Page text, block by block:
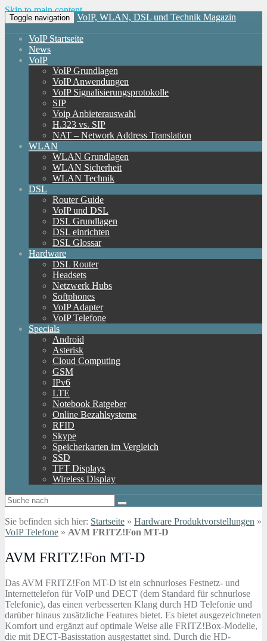
Skip to main content
Toggle navigation VoIP, WLAN, DSL und Technik Magazin
VoIP Startseite
News
VoIP
VoIP Grundlagen
VoIP Anwendungen
VoIP Signalisierungsprotokolle
SIP
Voip Anbieterauswahl
H.323 vs. SIP
NAT – Network Address Translation
WLAN
WLAN Grundlagen
WLAN Sicherheit
WLAN Technik
DSL
Router Guide
VoIP und DSL
DSL Grundlagen
DSL einrichten
DSL Glossar
Hardware
DSL Router
Headsets
Netzwerk Hubs
Softphones
VoIP Adapter
VoIP Telefone
Specials
Android
Asterisk
Cloud Computing
GSM
IPv6
LTE
Notebook Ratgeber
Online Bezahlsysteme
RFID
Skype
Speicherkarten im Vergleich
SSD
TFT Displays
Wireless Display
Sie befinden sich hier: Startseite » Hardware Produktvorstellungen »
VoIP Telefone » AVM FRITZ!Fon MT-D
AVM FRITZ!Fon MT-D
Das AVM FRITZ!Fon MT-D ist ein schnurloses Festnetz- und
Internettelefon für VoIP und DECT (dem Standard für schnurlose
Telefonie), das einen verbesserten Klang durch HD Telefonie und
darüber hinaus zusätzliche Features bietet. Es bietet ausgezeichneten
Komfort und ergänzt auf optimale Weise alle FRITZ!Box-Modelle,
die mit DECT-Basisstation ausgestattet sind. Durch die HD-